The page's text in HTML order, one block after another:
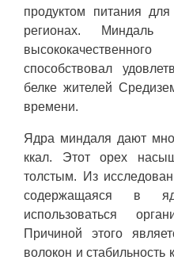
продуктом питания
регионах. Миндаль
способствовал
белке жителей
времени.
Ядра миндаля дают
ккал. Этот орех
толстым. Из
содержащаяся в
использоваться
Причиной этого
волокон и стабильность